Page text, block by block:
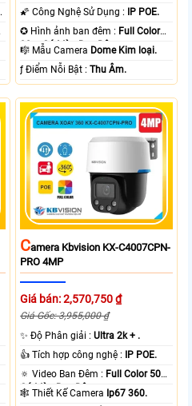
🌠 Công Nghệ Sử Dụng :
IP POE.
✪ Hình ảnh ban đêm : Full Color
30m Có Màu Ban Ðêm.
🎼️ Mẫu Camera Dome Kim loại.
️ƒ Điểm Nỗi Bật :Thu Âm.
CAmera Kbvision KX-C4007CPN-
PRO 4MP
Giá bán: 2,570,750 ₫
Giá Gốc: 3,955,000 ₫
✨ Độ Phân giải :Ultra 2k + .
👍 Tích hợp công nghệ :
IP POE.
🔅 Video Ban Đêm : Full Color 50m
Có Màu Ban Ðêm.
🕸️ Thiết Kế Camera Ip67 360.